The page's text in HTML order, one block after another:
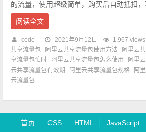
的流量，使用超级简单，购买后自动抵扣，
阅读全文
code 2021年9月12日 1,967 views
共享流量包
阿里云共享流量包使用方法 阿里云
享流量包忙时
阿里云共享流量包怎么使用 阿里
云共享流量包有效期
阿里云共享流量包规格 阿
云流量包
首页 CSS HTML JavaScript